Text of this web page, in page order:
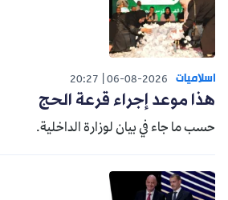
اسلاميات 06-08-2026
20:27
هذا موعد إجراء قرعة الحج
حسب ما جاء في بيان لوزارة الداخلية.